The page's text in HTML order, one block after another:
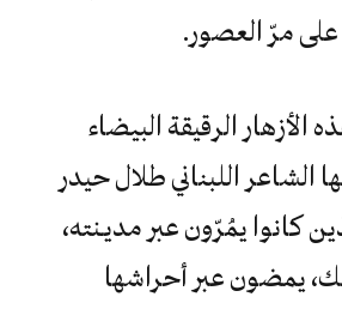
على مرّ العصور.
الأزهار الرقيقة البيضاء
الشاعر اللبناني طلال حيدر
كانوا يمُرّون عبر مديـنته،
يمضون عبر أحراشها